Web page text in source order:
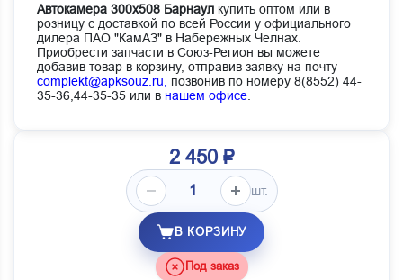
Автокамера 300х508 Барнаул купить оптом или в
розницу с доставкой по всей России у официального
дилера ПАО "КамАЗ" в Набережных Челнах.
Приобрести запчасти в Союз-Регион вы можете
добавив товар в корзину, отправив заявку на почту
complekt@apksouz.ru,
позвонив по номеру 8(8552) 44-
35-36,44-35-35 или в нашем офисе
2 450 ₽
шт.
В КОРЗИНУ
Под заказ